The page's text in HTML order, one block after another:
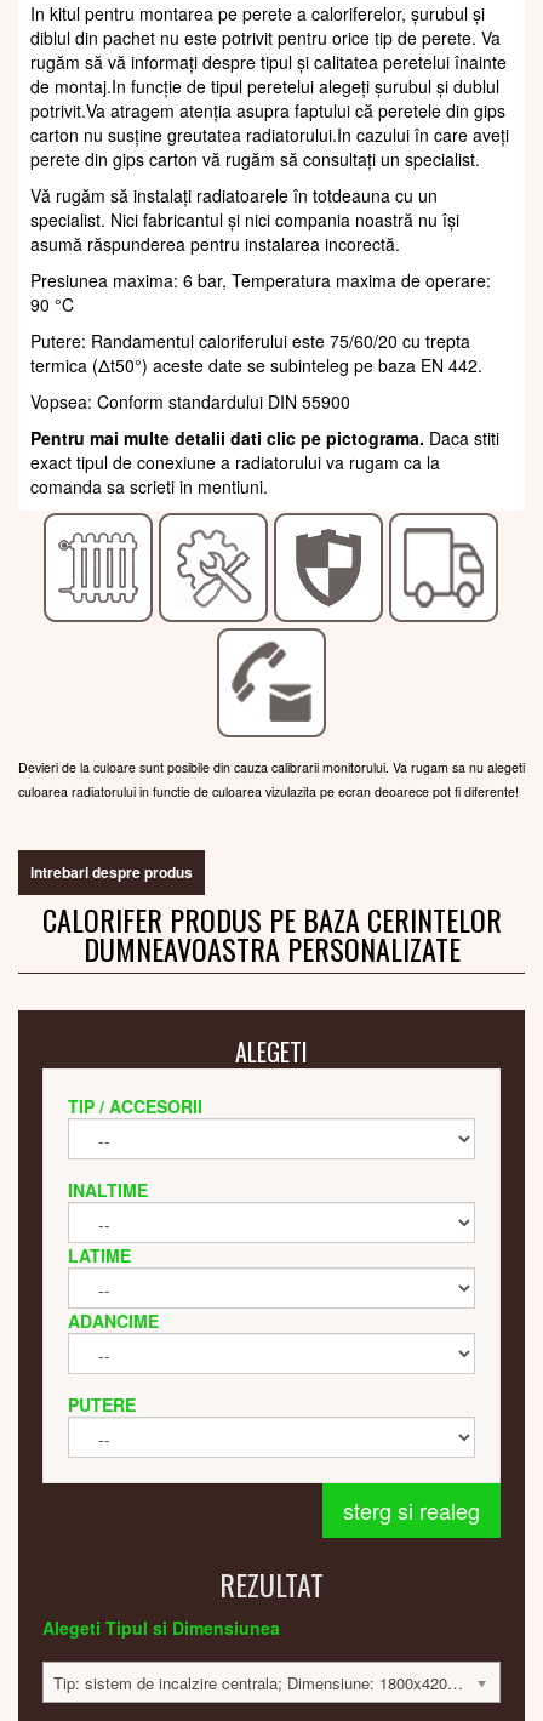
In kitul pentru montarea pe perete a caloriferelor, șurubul și
diblul din pachet nu este potrivit pentru orice tip de perete. Va
rugăm să vă informați despre tipul și calitatea peretelui înainte
de montaj.In funcție de tipul peretelui alegeți șurubul și dublul
potrivit.Va atragem atenția asupra faptului că peretele din gips
carton nu susține greutatea radiatorului.In cazului în care aveți
perete din gips carton vă rugăm să consultați un specialist.
Vă rugăm să instalați radiatoarele în totdeauna cu un
specialist. Nici fabricantul și nici compania noastră nu își
asumă răspunderea pentru instalarea incorectă.
Presiunea maxima: 6 bar, Temperatura maxima de operare:
90 °C
Putere: Randamentul caloriferului este 75/60/20 cu trepta
termica (Δt50°) aceste date se subinteleg pe baza EN 442.
Vopsea: Conform standardului DIN 55900
Pentru mai multe detalii dati clic pe pictograma. Daca stiti
exact tipul de conexiune a radiatorului va rugam ca la
comanda sa scrieti in mentiuni.
Devieri de la culoare sunt posibile din cauza calibrarii monitorului. Va rugam sa nu alegeti
culoarea radiatorului in functie de culoarea vizulazita pe ecran deoarece pot fi diferente!
intrebari despre produs
CALORIFER PRODUS PE BAZA CERINTELOR
DUMNEAVOASTRA PERSONALIZATE
ALEGETI
TIP / ACCESORII
INALTIME
LATIME
ADANCIME
PUTERE
sterg si realeg
REZULTAT
Alegeti Tipul si Dimensiunea
Tip: sistem de incalzire centrala; Dimensiune: 1800x420x60; 584 Watt; 7100 lei